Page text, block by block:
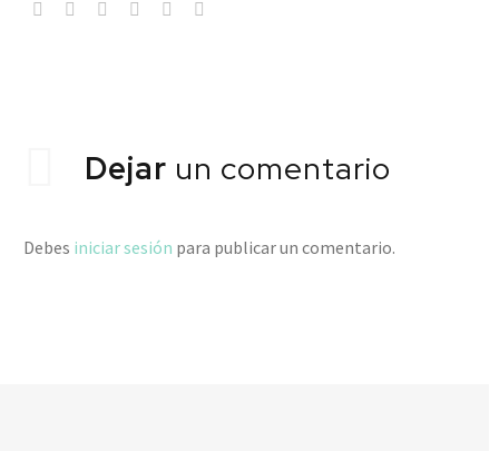
Dejar un comentario
Debes iniciar sesión para publicar un comentario.